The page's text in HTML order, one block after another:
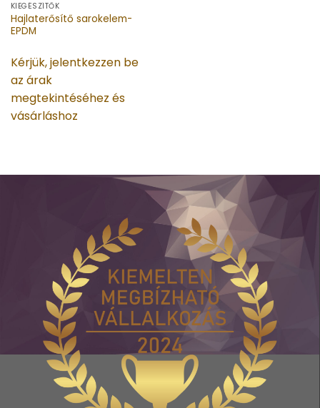
KIEGÉSZÍTŐK
Hajlaterősítő sarokelem-
EPDM
Kérjük, jelentkezzen be
az árak
megtekintéséhez és
vásárláshoz